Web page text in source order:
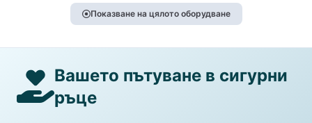
Показване на цялото оборудване
Вашето пътуване в сигурни
ръце